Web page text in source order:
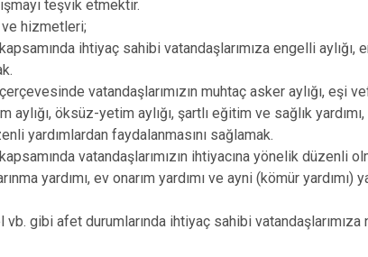
Dinar
Evciler
teşvik etmektir.
ve hizmetleri;
ihtiyaç sahibi vatandaşlarımıza engelli aylığı,
vatandaşlarımızın muhtaç asker aylığı, eşi
aylığı, öksüz-yetim aylığı, şartlı eğitim ve sağlık
yardımlardan faydalanmasını sağlamak.
vatandaşlarımızın ihtiyacına yönelik düzenli
yardımı, ev onarım yardımı ve ayni (kömür yardımı)
gibi afet durumlarında ihtiyaç sahibi vatandaşlarımıza